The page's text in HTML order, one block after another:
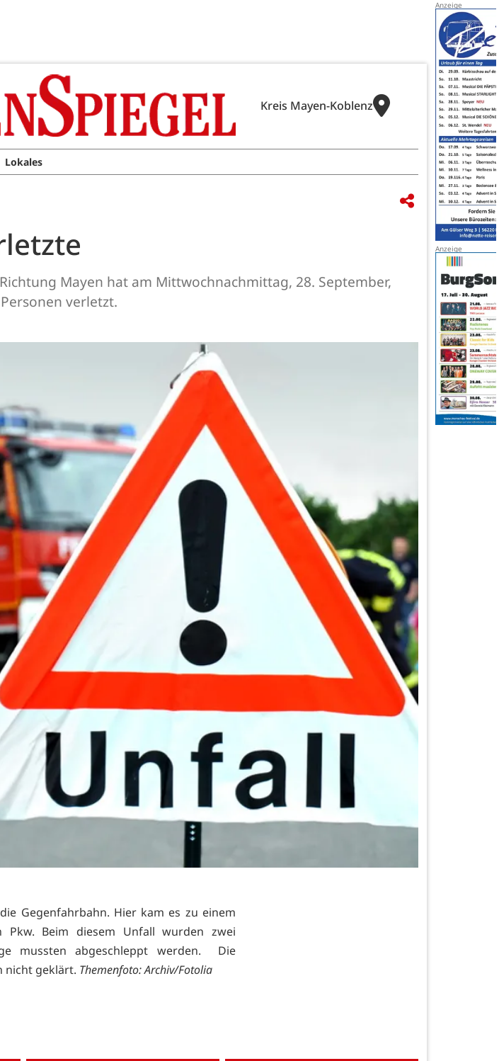
Kreis Mayen-Koblenz
Lokales
Mayen hat am Mittwochnachmittag, 28. September,
verletzt.
Gegenfahrbahn. Hier kam es zu einem
Beim diesem Unfall wurden zwei
mussten abgeschleppt werden. Die
nicht geklärt. Themenfoto: Archiv/Fotolia